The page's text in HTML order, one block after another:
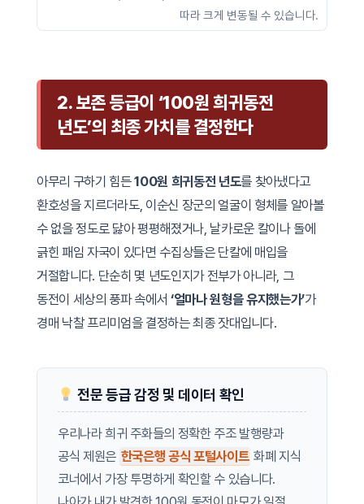
따라 크게 변동될 수 있습니다.
2. 보존 등급이 ‘100원 희귀동전
년도’의 최종 가치를 결정한다
아무리 구하기 힘든100원 희귀동전 년도를 찾아냈다고
환호성을 지르더라도, 이순신 장군의 얼굴이 형체를 알아볼
수 없을 정도로 닳아 평평해졌거나, 날카로운 칼이나 돌에
긁힌 패임 자국이 있다면 수집상들은 단칼에 매입을
거절합니다. 단순히 몇 년도인지가 전부가 아니라, 그
동전이 세상의 풍파 속에서‘얼마나 원형을 유지했는가’가
경매 낙찰 프리미엄을 결정하는 최종 잣대입니다.
전문 등급 감정 및 데이터 확인
우리나라 희귀 주화들의 정확한 주조 발행량과
공식 제원은 한국은행 공식 포털사이트 화폐 지식
코너에서 가장 투명하게 확인할 수 있습니다.